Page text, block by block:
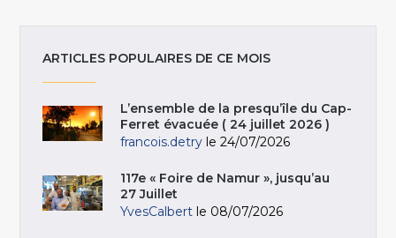
ARTICLES POPULAIRES DE CE MOIS
L’ensemble de la presqu’île du Cap-
Ferret évacuée ( 24 juillet 2026 )
francois.detry le 24/07/2026
117e « Foire de Namur », jusqu’au
27 Juillet
YvesCalbert le 08/07/2026